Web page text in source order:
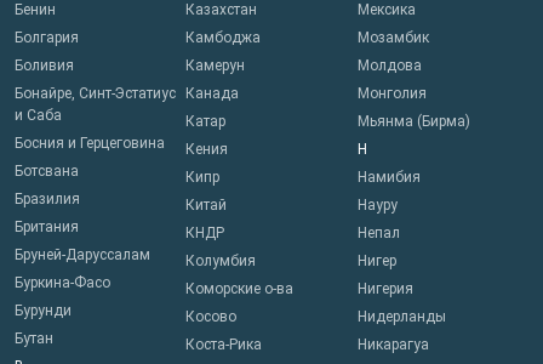
Бенин
Болгария
Боливия
Бонайре, Синт-Эстатиус
и Саба
Босния и Герцеговина
Ботсвана
Бразилия
Британия
Бруней-Даруссалам
Буркина-Фасо
Бурунди
Бутан
Казахстан
Камбоджа
Камерун
Канада
Катар
Кения
Кипр
Китай
КНДР
Колумбия
Коморские о-ва
Косово
Коста-Рика
Мексика
Мозамбик
Молдова
Монголия
Мьянма (Бирма)
Н
Намибия
Науру
Непал
Нигер
Нигерия
Нидерланды
Никарагуа